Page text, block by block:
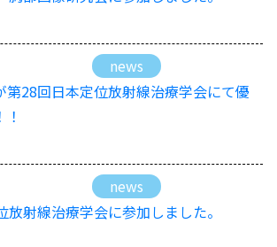
news
第28回日本定位放射線治療学会にて優
news
放射線治療学会に参加しました。